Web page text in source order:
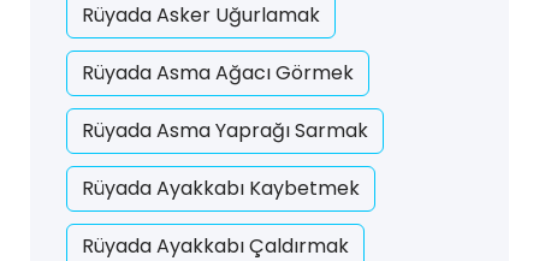
Rüyada Asker Uğurlamak
Rüyada Asma Ağacı Görmek
Rüyada Asma Yaprağı Sarmak
Rüyada Ayakkabı Kaybetmek
Rüyada Ayakkabı Çaldırmak